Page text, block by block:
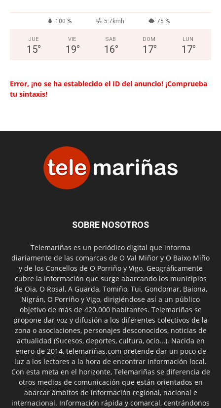
100 % 5.7kmh 75 %
JUE
15°
VIE
19°
SAB
16°
DOM
17°
LUN
17°
Error, ¡no se ha establecido el ID del anuncio! ¡Comprueba
tu sintaxis!
SOBRE NOSOTROS
Telemariñas es un periódico digital que informa
diariamente de las comarcas de O Val Miñor y O Baixo Miño
y de los Concellos de O Porriño y Vigo. Geográficamente
cubre la información que surge abarcando los municipios
de Oia, O Rosal, A Guarda, Tomiño, Tui, Gondomar, Baiona,
Nigrán, O Porriño y Vigo, dirigiéndose así a un público
objetivo de más de 420.000 habitantes. Telemariñas se
propone dar voz y difusión a los diferentes colectivos de la
zona o asociaciones, personajes desconocidos, noticias de
actualidad (Sucesos, deportes, cultura, ocio...). Nacida en
enero de 2014, telemariñas.com pretende dar un poco de
luz a los lectores a la hora de encontrar información local.
Con esta meta en el horizonte, Telemariñas se diferencia de
otros medios de comunicación que están orientados en
abarcar ámbitos de información regional, nacional e
internacional. Información rápida y comarcal, centrándonos